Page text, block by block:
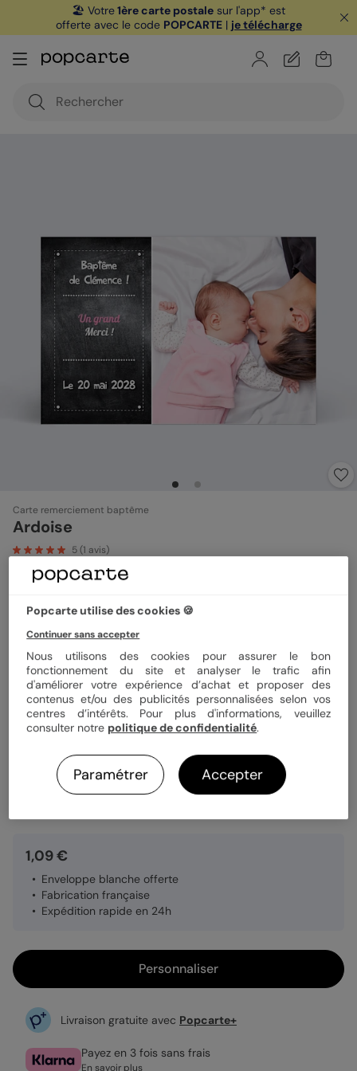
🏖️ Votre1ère carte postale sur l'app* est
offerte avec le code POPCARTE| je télécharge
Carte remerciement baptême
Ardoise
5(1 avis)
Format 10x15 cm
Quantité Échantillon personnalisé
1,09 €
Enveloppe blanche offerte
Fabrication française
Expédition rapide en 24h
Personnaliser
Livraison gratuite avec Popcarte+
Payez en 3 fois sans frais
En savoir plus
Popcarte utilise des cookies 🍪
Continuer sans accepter
Nous utilisons des cookies pour assurer le bon
fonctionnement du site et analyser le trafic afin
d'améliorer votre expérience d’achat et proposer des
contenus et/ou des publicités personnalisées selon vos
centres d’intérêts. Pour plus d'informations, veuillez
consulter notre politique de confidentialité.
Paramétrer Accepter